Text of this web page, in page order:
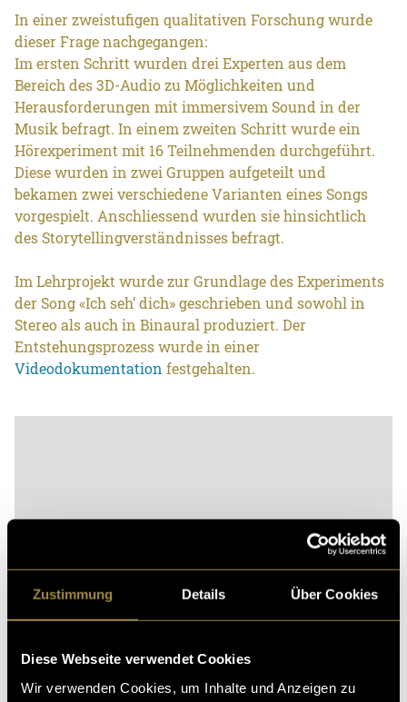
Zustimmung Details Über Cookies
Diese Webseite verwendet Cookies
Wir verwenden Cookies, um Inhalte und Anzeigen zu
In einer zweistufigen qualitativen Forschung wurde
dieser Frage nachgegangen:
Im ersten Schritt wurden drei Experten aus dem
Bereich des 3D-Audio zu Möglichkeiten und
Herausforderungen mit immersivem Sound in der
Musik befragt. In einem zweiten Schritt wurde ein
Hörexperiment mit 16 Teilnehmenden durchgeführt.
Diese wurden in zwei Gruppen aufgeteilt und
bekamen zwei verschiedene Varianten eines Songs
vorgespielt. Anschliessend wurden sie hinsichtlich
des Storytellingverständnisses befragt.
Im Lehrprojekt wurde zur Grundlage des Experiments
der Song «Ich seh’ dich» geschrieben und sowohl in
Stereo als auch in Binaural produziert. Der
Entstehungsprozess wurde in einer
Videodokumentation festgehalten.
diesen Inhalt zu sehen.